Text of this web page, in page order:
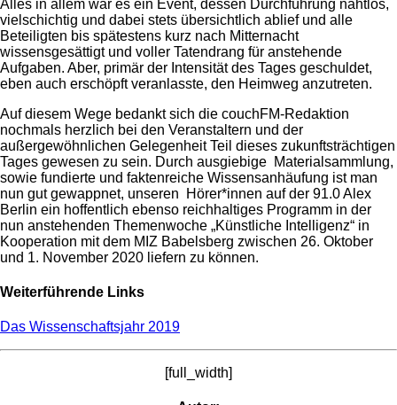
Alles in allem war es ein Event, dessen Durchführung nahtlos,
vielschichtig und dabei stets übersichtlich ablief und alle
Beteiligten bis spätestens kurz nach Mitternacht
wissensgesättigt und voller Tatendrang für anstehende
Aufgaben. Aber, primär der Intensität des Tages geschuldet,
eben auch erschöpft veranlasste, den Heimweg anzutreten.
Auf diesem Wege bedankt sich die couchFM-Redaktion
nochmals herzlich bei den Veranstaltern und der
außergewöhnlichen Gelegenheit Teil dieses zukunftsträchtigen
Tages gewesen zu sein. Durch ausgiebige Materialsammlung,
sowie fundierte und faktenreiche Wissensanhäufung ist man
nun gut gewappnet, unseren Hörer*innen auf der 91.0 Alex
Berlin ein hoffentlich ebenso reichhaltiges Programm in der
nun anstehenden Themenwoche „Künstliche Intelligenz“ in
Kooperation mit dem MIZ Babelsberg zwischen 26. Oktober
und 1. November 2020 liefern zu können.
Weiterführende Links
Das Wissenschaftsjahr 2019
[full_width]